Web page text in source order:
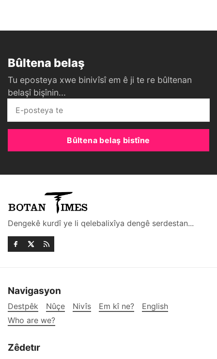
Bûltena belaş
Tu eposteya xwe binivîsî em ê ji te re bûltenan
belaşî bişînin...
Bûltena belaş bistîne
Dengekê kurdî ye li qelebalixîya dengê serdestan...
Navigasyon
Destpêk Nûçe Nivîs Em kî ne?
English
Who are we?
Zêdetır